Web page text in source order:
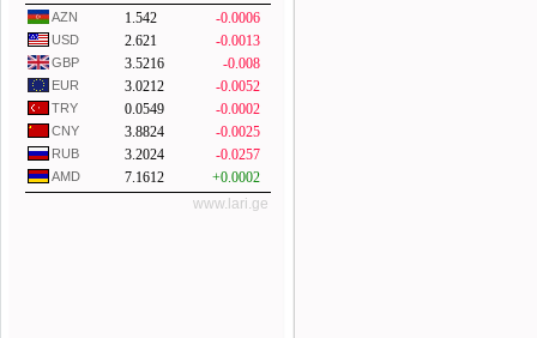
AZN 1.542 -0.0006
USD 2.621 -0.0013
GBP 3.5216 -0.008
EUR 3.0212 -0.0052
TRY 0.0549 -0.0002
CNY 3.8824 -0.0025
RUB 3.2024 -0.0257
AMD 7.1612
+0.0002
www.lari.ge